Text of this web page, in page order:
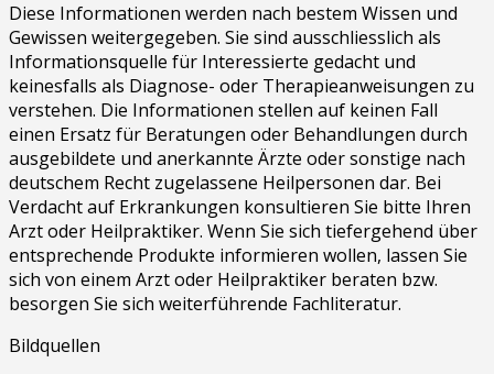
Diese Informationen werden nach bestem Wissen und
Gewissen weitergegeben. Sie sind ausschliesslich als
Informationsquelle für Interessierte gedacht und
keinesfalls als Diagnose- oder Therapieanweisungen zu
verstehen. Die Informationen stellen auf keinen Fall
einen Ersatz für Beratungen oder Behandlungen durch
ausgebildete und anerkannte Ärzte oder sonstige nach
deutschem Recht zugelassene Heilpersonen dar. Bei
Verdacht auf Erkrankungen konsultieren Sie bitte Ihren
Arzt oder Heilpraktiker. Wenn Sie sich tiefergehend über
entsprechende Produkte informieren wollen, lassen Sie
sich von einem Arzt oder Heilpraktiker beraten bzw.
besorgen Sie sich weiterführende Fachliteratur.
Bildquellen